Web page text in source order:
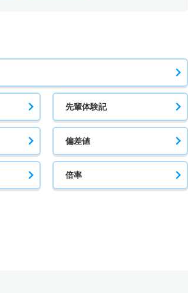
先輩体験記
偏差値
倍率